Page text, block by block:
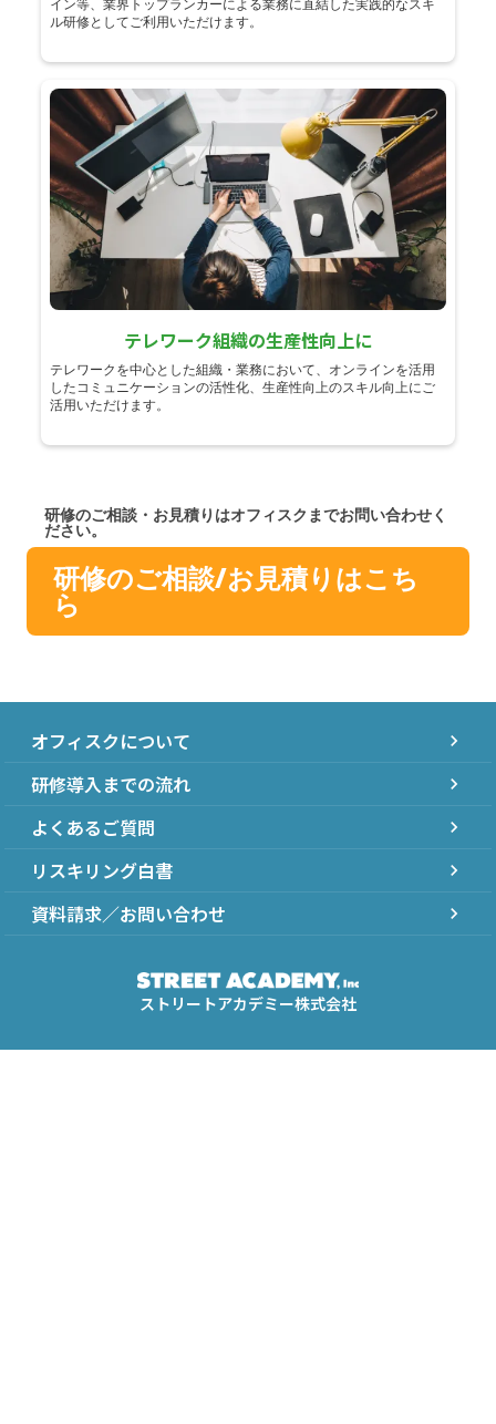
イン等、業界トップランカーによる業務に直結した実践的なスキ
ル研修としてご利用いただけます。
テレワーク組織の生産性向上に
テレワークを中心とした組織・業務において、オンラインを活用
したコミュニケーションの活性化、生産性向上のスキル向上にご
活用いただけます。
研修のご相談・お見積りはオフィスクまでお問い合わせく
ださい。
研修のご相談/お見積りはこち
ら
オフィスクについて chevron_right
研修導入までの流れ chevron_right
よくあるご質問 chevron_right
リスキリング白書 chevron_right
資料請求／お問い合わせ chevron_right
ストリートアカデミー株式会社